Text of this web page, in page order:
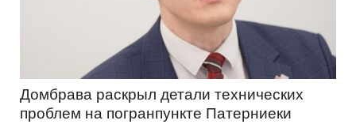
Домбравa раскрыл детали технических
проблем на погранпункте Патерниеки